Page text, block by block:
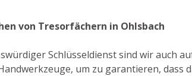
von Tresorfächern in Ohlsbach
Schlüsseldienst sind wir auch
um zu garantieren,